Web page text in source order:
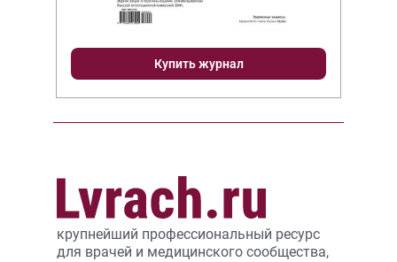
Купить журнал
крупнейший профессиональный ресурс
для врачей и медицинского сообщества,